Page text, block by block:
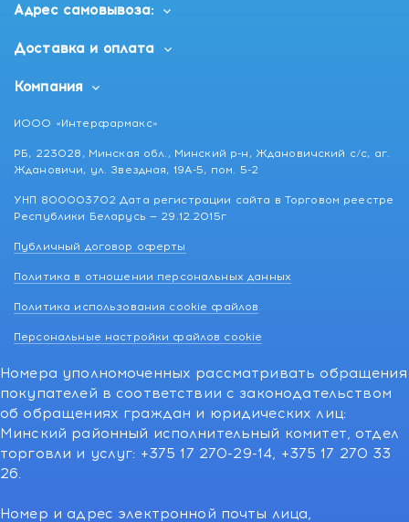
Адрес самовывоза:
Доставка и оплата
Компания
ИООО «Интерфармакс»
РБ, 223028, Минская обл., Минский р-н, Ждановичский с/с, аг.
Ждановичи, ул. Звездная, 19А-5, пом. 5-2
УНП 800003702 Дата регистрации сайта в Торговом реестре
Республики Беларусь — 29.12.2015г
Публичный договор оферты
Политика в отношении персональных данных
Политика использования cookie файлов
Персональные настройки файлов cookie
Номера уполномоченных рассматривать обращения
покупателей в соответствии с законодательством
об обращениях граждан и юридических лиц:
Минский районный исполнительный комитет, отдел
торговли и услуг: +375 17 270-29-14, +375 17 270 33
26.
Номер и адрес электронной почты лица,